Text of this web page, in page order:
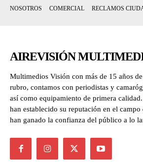
NOSOTROS COMERCIAL RECLAMOS
AIREVISIÓN
Multimedios Visión con más de 15 años
rubro, contamos con periodistas y
así como equipamiento de primera
han establecido su reputación en el campo
han ganado la confianza del público a lo